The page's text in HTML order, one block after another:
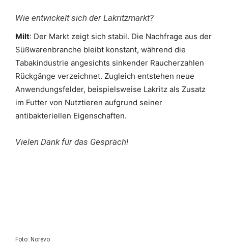
Wie entwickelt sich der Lakritzmarkt?
Milt: Der Markt zeigt sich stabil. Die Nachfrage aus der
Süßwarenbranche bleibt konstant, während die
Tabakindustrie angesichts sinkender Raucherzahlen
Rückgänge verzeichnet. Zugleich entstehen neue
Anwendungsfelder, beispielsweise Lakritz als Zusatz
im Futter von Nutztieren aufgrund seiner
antibakteriellen Eigenschaften.
Vielen Dank für das Gespräch!
Foto: Norevo